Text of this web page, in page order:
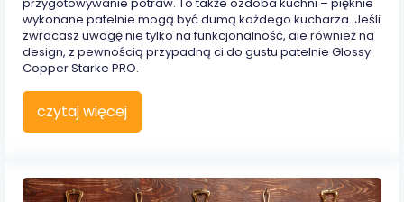
wykonane patelnie mogą być dumą każdego kucharza. Jeśli
zwracasz uwagę nie tylko na funkcjonalność, ale również na
design, z pewnością przypadną ci do gustu patelnie Glossy
Copper Starke PRO.
czytaj więcej